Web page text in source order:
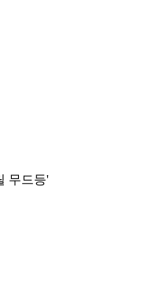
무드등'